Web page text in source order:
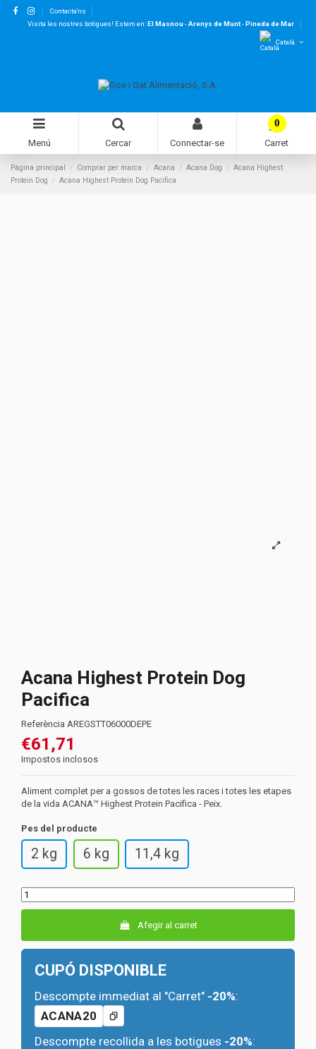
Contacta'ns
Visita les nostres botigues! Estem en:El Masnou-Arenys de Munt-Pineda de Mar
Català
Menú Cercar Connectar-se
0
Carret
Pàgina principal Comprar per marca Acana Acana Dog
Acana Highest
Protein Dog
Acana Highest Protein Dog Pacifica
Acana Highest Protein Dog
Pacifica
Referència AREGSTT06000DEPE
€61,71
Impostos inclosos
Aliment complet per a gossos de totes les races i totes les etapes
de la vida ACANA™ Highest Protein Pacifica - Peix.
Pes del producte
2 kg 6 kg 11,4 kg
Afegir al carret
CUPÓ DISPONIBLE
Descompte immediat al "Carret" -20%:
ACANA20
Descompte recollida a les botigues -20%: